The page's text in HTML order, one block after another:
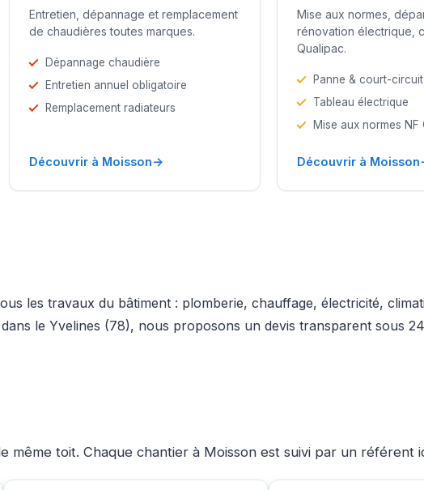
Entretien, dépannage et remplacement
de chaudières toutes marques.
Dépannage chaudière
Entretien annuel obligatoire
Remplacement radiateurs
Découvrir à Moisson→
Mise aux normes,
rénovation électrique,
Qualipac.
Panne & court-circuit
Tableau électrique
Mise aux normes NF
Découvrir à Moisson
les travaux du bâtiment : plomberie, chauffage, électricité,
le Yvelines (78), nous proposons un devis transparent sous
même toit. Chaque chantier à Moisson est suivi par un